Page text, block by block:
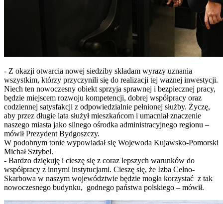
- Z okazji otwarcia nowej siedziby składam wyrazy uznania
wszystkim, którzy przyczynili się do realizacji tej ważnej inwestycji.
Niech ten nowoczesny obiekt sprzyja sprawnej i bezpiecznej pracy,
będzie miejscem rozwoju kompetencji, dobrej współpracy oraz
codziennej satysfakcji z odpowiedzialnie pełnionej służby. Życzę,
aby przez długie lata służył mieszkańcom i umacniał znaczenie
naszego miasta jako silnego ośrodka administracyjnego regionu –
mówił Prezydent Bydgoszczy.
W podobnym tonie wypowiadał się Wojewoda Kujawsko-Pomorski
Michał Sztybel.
- Bardzo dziękuję i cieszę się z coraz lepszych warunków do
współpracy z innymi instytucjami. Cieszę się, że Izba Celno-
Skarbowa w naszym województwie będzie mogła korzystać z tak
nowoczesnego budynku, godnego państwa polskiego – mówił.